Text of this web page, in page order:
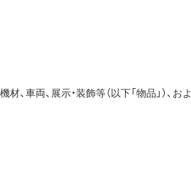
両、展示・装飾等（以下「物品」）、お